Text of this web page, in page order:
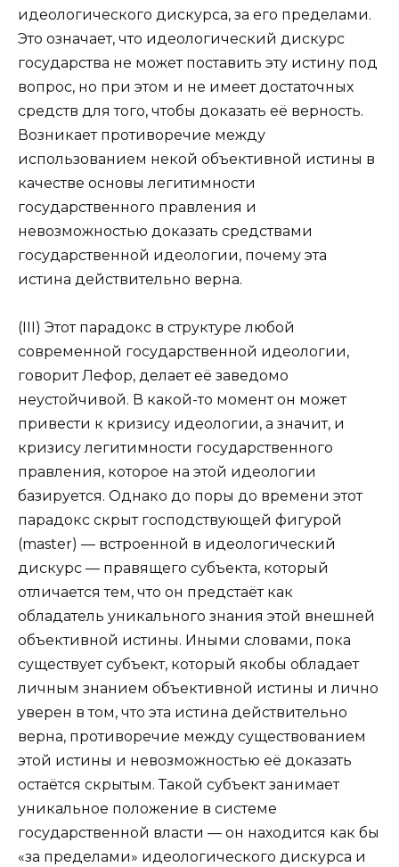
идеологического дискурса, за его пределами.
Это означает, что идеологический дискурс
государства не может поставить эту истину под
вопрос, но при этом и не имеет достаточных
средств для того, чтобы доказать её верность.
Возникает противоречие между
использованием некой объективной истины в
качестве основы легитимности
государственного правления и
невозможностью доказать средствами
государственной идеологии, почему эта
истина действительно верна.
(III) Этот парадокс в структуре любой
современной государственной идеологии,
говорит Лефор, делает её заведомо
неустойчивой. В какой-то момент он может
привести к кризису идеологии, а значит, и
кризису легитимности государственного
правления, которое на этой идеологии
базируется. Однако до поры до времени этот
парадокс скрыт господствующей фигурой
(master) — встроенной в идеологический
дискурс — правящего субъекта, который
отличается тем, что он предстаёт как
обладатель уникального знания этой внешней
объективной истины. Иными словами, пока
существует субъект, который якобы обладает
личным знанием объективной истины и лично
уверен в том, что эта истина действительно
верна, противоречие между существованием
этой истины и невозможностью её доказать
остаётся скрытым. Такой субъект занимает
уникальное положение в системе
государственной власти — он находится как бы
«за пределами» идеологического дискурса и